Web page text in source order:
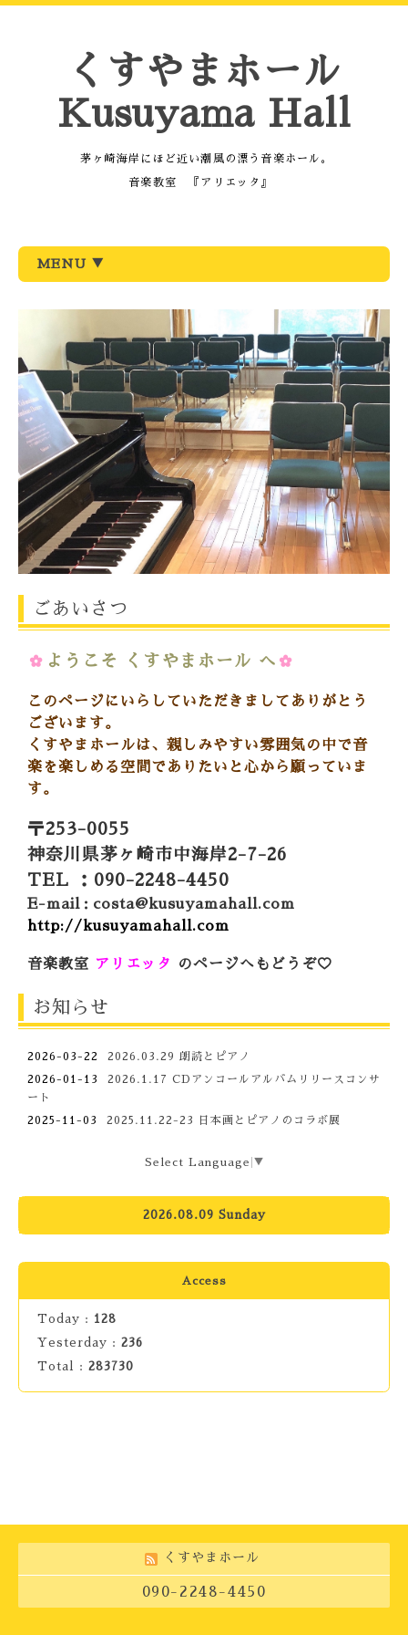
くすやまホール
Kusuyama Hall
茅ヶ崎海岸にほど近い潮風の漂う音楽ホール。
音楽教室 『アリエッタ』
MENU ▼
ごあいさつ
✿ ようこそ くすやまホール へ ✿
このページにいらしていただきましてありがとう
ございます。
くすやまホールは、親しみやすい雰囲気の中で音
楽を楽しめる空間でありたいと心から願っていま
す。
〒253-0055
神奈川県茅ヶ崎市中海岸2-7-26
TEL ：090-2248-4450
E-mail ： costa@kusuyamahall.com
http://kusuyamahall.com
音楽教室 アリエッタ のページへもどうぞ♡
お知らせ
2026-03-22 2026.03.29 朗読とピアノ
2026-01-13
2026.1.17 CDアンコールアルバムリリースコンサ
ート
2025-11-03 2025.11.22-23 日本画とピアノのコラボ展
Select Language ▼
2026.08.09 Sunday
Access
Today : 128
Yesterday : 236
Total : 283730
くすやまホール
090-2248-4450